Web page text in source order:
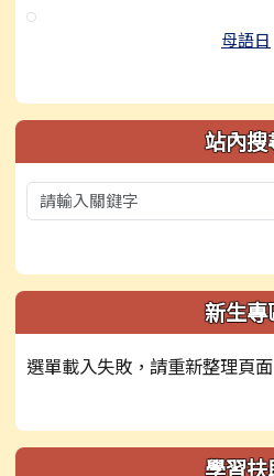
母語日
站內搜
新生專
選單載入失敗，請重新整理頁面
學習扶